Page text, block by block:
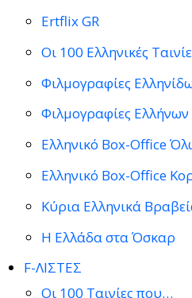
Ertflix GR
Οι 100 Ελληνικές
Φιλμογραφίες
Φιλμογραφίες
Ελληνικό Box-Office
Ελληνικό Box-Office
Κύρια Ελληνικά
Η Ελλάδα στα Όσκαρ
F-ΛΙΣΤΕΣ
Οι 100 Ταινίες που…